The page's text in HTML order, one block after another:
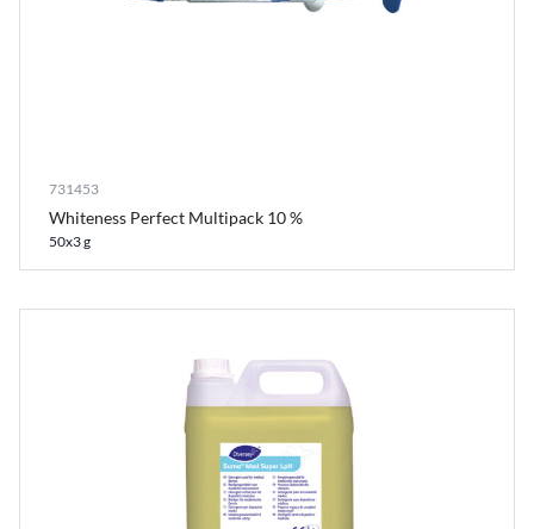
731453
Whiteness Perfect Multipack 10 %
50x3 g